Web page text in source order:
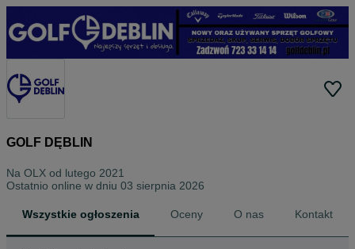
GOLF DĘBLIN
Na OLX od lutego 2021
Ostatnio online w dniu 03 sierpnia 2026
Wszystkie ogłoszenia Oceny O nas Kontakt